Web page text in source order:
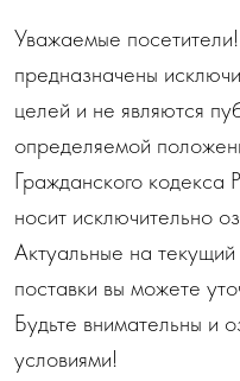
Уважаемые
предназначены
целей и не являются
определяемой
Гражданского
носит исключительно
Актуальные на
поставки вы можете
Будьте внимательны и
условиями!